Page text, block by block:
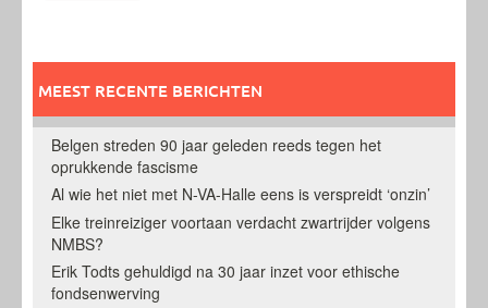
MEEST RECENTE BERICHTEN
Belgen streden 90 jaar geleden reeds tegen het
oprukkende fascisme
Al wie het niet met N-VA-Halle eens is verspreidt ‘onzin’
Elke treinreiziger voortaan verdacht zwartrijder volgens
NMBS?
Erik Todts gehuldigd na 30 jaar inzet voor ethische
fondsenwerving